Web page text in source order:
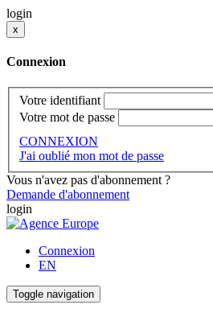
login
x
Connexion
Votre identifiant
Votre mot de passe
CONNEXION
J'ai oublié mon mot de passe
Vous n'avez pas d'abonnement ?
Demande d'abonnement
login
Connexion
EN
Toggle navigation